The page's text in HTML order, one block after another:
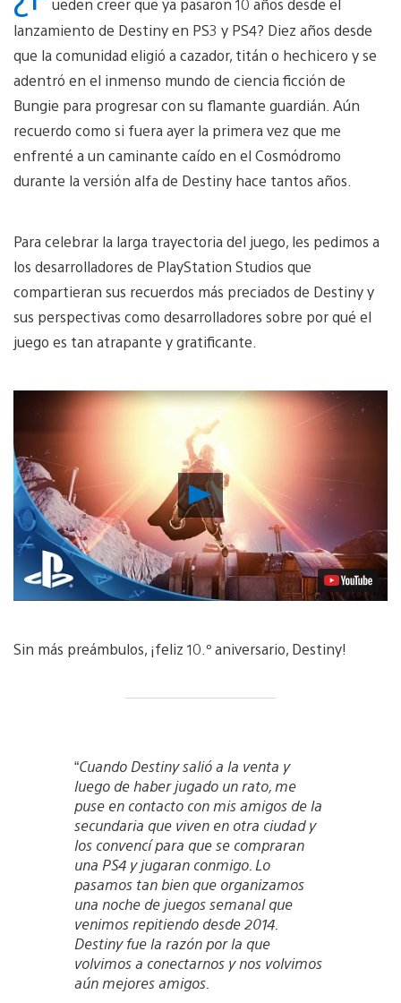
lanzamiento de Destiny en PS3 y PS4? Diez años desde
que la comunidad eligió a cazador, titán o hechicero y se
adentró en el inmenso mundo de ciencia ficción de
Bungie para progresar con su flamante guardián. Aún
recuerdo como si fuera ayer la primera vez que me
enfrenté a un caminante caído en el Cosmódromo
durante la versión alfa de Destiny hace tantos años.
Para celebrar la larga trayectoria del juego, les pedimos a
los desarrolladores de PlayStation Studios que
compartieran sus recuerdos más preciados de Destiny y
sus perspectivas como desarrolladores sobre por qué el
juego es tan atrapante y gratificante.
Reproducir
Video
Sin más preámbulos, ¡feliz 10.º aniversario, Destiny!
“Cuando Destiny salió a la venta y
luego de haber jugado un rato, me
puse en contacto con mis amigos de la
secundaria que viven en otra ciudad y
los convencí para que se compraran
una PS4 y jugaran conmigo. Lo
pasamos tan bien que organizamos
una noche de juegos semanal que
venimos repitiendo desde 2014.
Destiny fue la razón por la que
volvimos a conectarnos y nos volvimos
aún mejores amigos.